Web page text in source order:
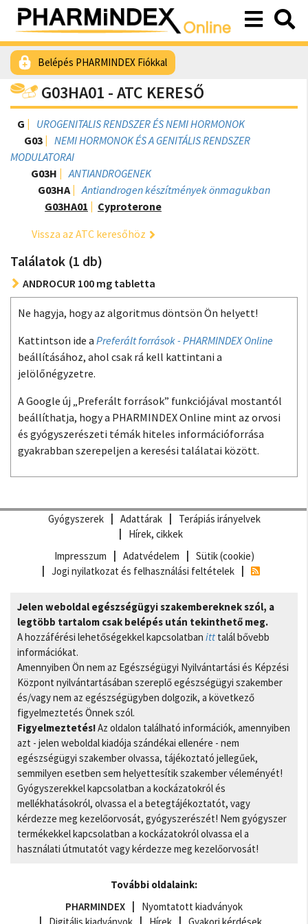
Belépés PHARMINDEX Fiókkal
G03HA01 - ATC KERESŐ
G
UROGENITALIS RENDSZER ÉS NEMI HORMONOK
G03
NEMI HORMONOK ÉS A GENITÁLIS RENDSZER
MODULATORAI
G03H
ANTIANDROGENEK
G03HA
Antiandrogen készítmények önmagukban
G03HA01
Cyproterone
Vissza az ATC keresőhöz
Találatok (1 db)
ANDROCUR 100 mg tabletta
Ne hagyja, hogy az algoritmus döntsön Ön helyett!
Kattintson ide a Preferált források - PHARMINDEX Online
beállításához, ahol csak rá kell kattintani a
jelölőnégyzetre.
A Google új „Preferált források” funkciójával mostantól
beállíthatja, hogy a PHARMINDEX Online mint az orvosi
és gyógyszerészeti témák hiteles információforrása
gyakrabban szerepeljen a keresési találatai között.
Gyógyszerek Adattárak
Terápiás irányelvek
Hírek, cikkek
Impresszum
Adatvédelem
Sütik (cookie)
Jogi nyilatkozat és felhasználási feltételek
Jelen weboldal egészségügyi szakembereknek szól, a
legtöbb tartalom csak belépés után tekinthető meg.
A hozzáférési lehetőségekkel kapcsolatban itt talál bővebb
információkat.
Amennyiben Ön nem az Egészségügyi Nyilvántartási és Képzési
Központ nyilvántartásában szereplő egészségügyi szakember
és/vagy nem az egészségügyben dolgozik, a következő
figyelmeztetés Önnek szól.
Figyelmeztetés!Az oldalon található információk, amennyiben
azt - jelen weboldal kiadója szándékai ellenére - nem
egészségügyi szakember olvassa, tájékoztató jellegűek,
semmilyen esetben sem helyettesítik szakember véleményét!
Gyógyszerekkel kapcsolatban a kockázatokról és
mellékhatásokról, olvassa el a betegtájékoztatót, vagy
kérdezze meg kezelőorvosát, gyógyszerészét! Nem gyógyszer
termékekkel kapcsolatban a kockázatokról olvassa el a
használati útmutatót vagy kérdezze meg kezelőorvosát!
További oldalaink:
PHARMINDEX
Nyomtatott kiadványok